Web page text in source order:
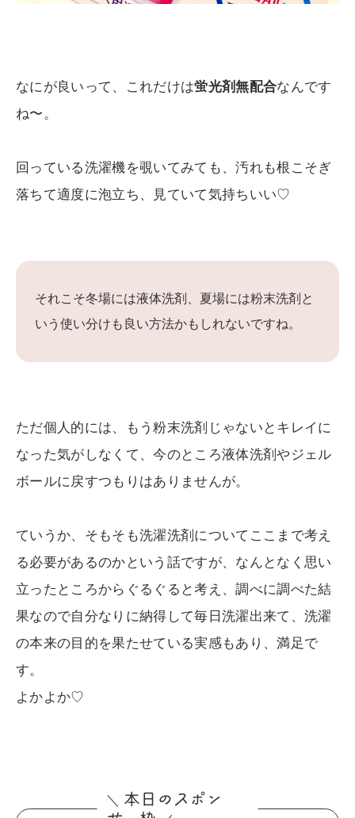
なにが良いって、これだけは蛍光剤無配合なんです
ね〜。
回っている洗濯機を覗いてみても、汚れも根こそぎ
落ちて適度に泡立ち、見ていて気持ちいい♡
それこそ冬場には液体洗剤、夏場には粉末洗剤と
いう使い分けも良い方法かもしれないですね。
ただ個人的には、もう粉末洗剤じゃないとキレイに
なった気がしなくて、今のところ液体洗剤やジェル
ボールに戻すつもりはありませんが。
ていうか、そもそも洗濯洗剤についてここまで考え
る必要があるのかという話ですが、なんとなく思い
立ったところからぐるぐると考え、調べに調べた結
果なので自分なりに納得して毎日洗濯出来て、洗濯
の本来の目的を果たせている実感もあり、満足で
す。
よかよか♡
＼ 本日の ス ポン